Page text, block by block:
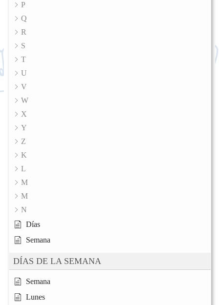
P
Q
R
S
T
U
V
W
X
Y
Z
K
L
M
M
N
Días
Semana
DÍAS DE LA SEMANA
Semana
Lunes